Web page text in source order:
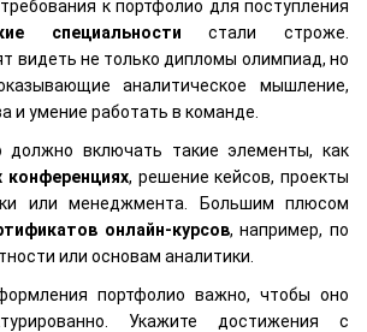
к портфолио для поступления
специальности стали строже.
видеть не только дипломы олимпиад, но
аналитическое мышление,
и умение работать в команде.
должно включать такие элементы, как
конференциях, решение кейсов, проекты
или менеджмента. Большим плюсом
онлайн-курсов, например, по
или основам аналитики.
портфолио важно, чтобы оно
Укажите достижения с